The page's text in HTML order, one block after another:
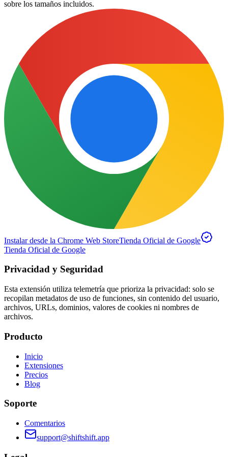
sobre los tamaños incluidos.
Instalar desde la Chrome Web StoreTienda Oficial de Google
Tienda Oficial de Google
Privacidad y Seguridad
Esta extensión utiliza telemetría que prioriza la privacidad: solo se
recopilan metadatos de uso de funciones, sin contenido del usuario,
archivos, URLs, dominios, valores de cookies ni nombres de
archivos.
Producto
Inicio
Extensiones
Precios
Blog
Soporte
Comentarios
support@shiftshift.app